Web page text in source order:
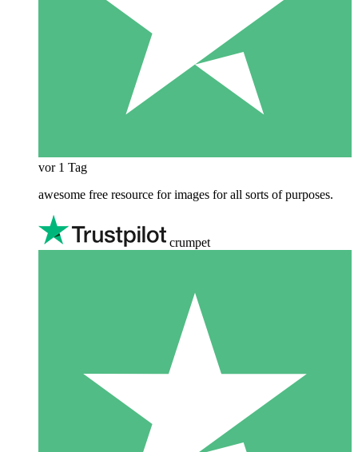
vor 1 Tag
awesome free resource for images for all sorts of purposes.
crumpet